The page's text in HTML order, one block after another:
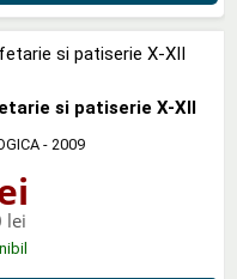
si patiserie X-XII
- 2009
lei